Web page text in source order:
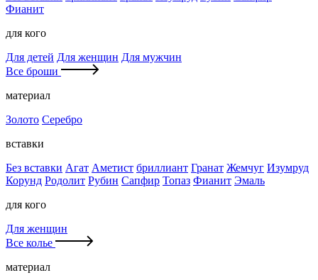
Фианит
для кого
Для детей Для женщин Для мужчин
Все броши
материал
Золото Серебро
вставки
Без вставки Агат Аметист бриллиант Гранат Жемчуг Изумруд
Корунд Родолит Рубин Сапфир Топаз Фианит Эмаль
для кого
Для женщин
Все колье
материал